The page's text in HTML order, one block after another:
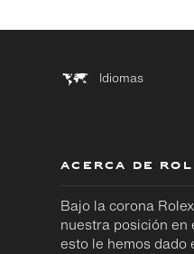
Idiomas
ACERCA DE
Bajo la corona
nuestra posición en
esto le hemos